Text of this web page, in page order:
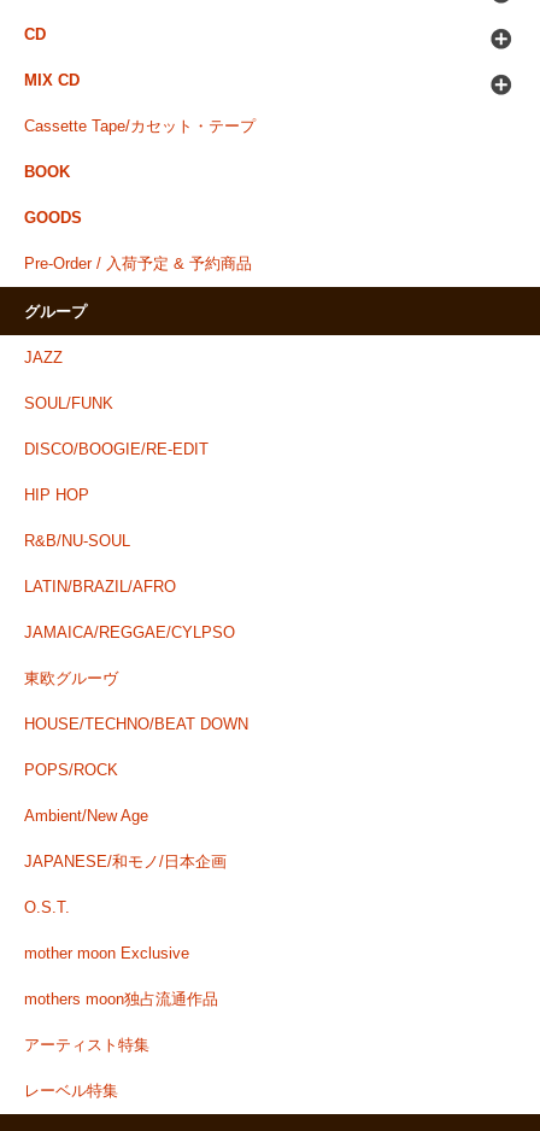
CD
MIX CD
Cassette Tape/カセット・テープ
BOOK
GOODS
Pre-Order / 入荷予定 & 予約商品
グループ
JAZZ
SOUL/FUNK
DISCO/BOOGIE/RE-EDIT
HIP HOP
R&B/NU-SOUL
LATIN/BRAZIL/AFRO
JAMAICA/REGGAE/CYLPSO
東欧グルーヴ
HOUSE/TECHNO/BEAT DOWN
POPS/ROCK
Ambient/New Age
JAPANESE/和モノ/日本企画
O.S.T.
mother moon Exclusive
mothers moon独占流通作品
アーティスト特集
レーベル特集